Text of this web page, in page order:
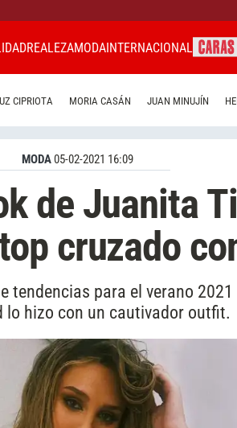
REALEZAMODAINTERNACIONAL
CIPRIOTA MORIA CASÁN JUAN MINUJÍN
MODA05-02-2021 16:09
de Juanita
cruzado
tendencias para el verano
hizo con un cautivador outfit.